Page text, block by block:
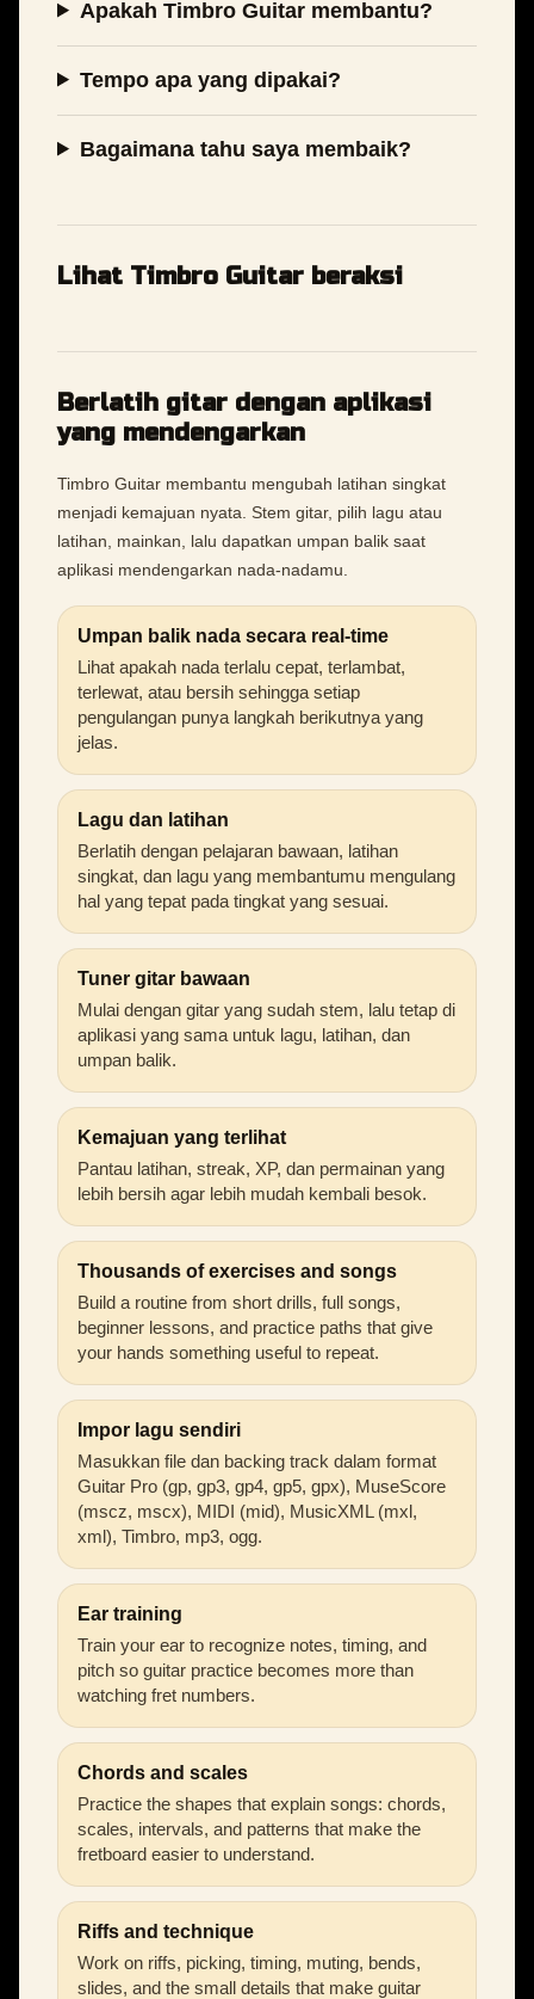
Apakah Timbro Guitar membantu?
Tempo apa yang dipakai?
Bagaimana tahu saya membaik?
Lihat Timbro Guitar beraksi
Berlatih gitar dengan aplikasi
yang mendengarkan
Timbro Guitar membantu mengubah latihan singkat
menjadi kemajuan nyata. Stem gitar, pilih lagu atau
latihan, mainkan, lalu dapatkan umpan balik saat
aplikasi mendengarkan nada-nadamu.
Umpan balik nada secara real-time
Lihat apakah nada terlalu cepat, terlambat,
terlewat, atau bersih sehingga setiap
pengulangan punya langkah berikutnya yang
jelas.
Lagu dan latihan
Berlatih dengan pelajaran bawaan, latihan
singkat, dan lagu yang membantumu mengulang
hal yang tepat pada tingkat yang sesuai.
Tuner gitar bawaan
Mulai dengan gitar yang sudah stem, lalu tetap di
aplikasi yang sama untuk lagu, latihan, dan
umpan balik.
Kemajuan yang terlihat
Pantau latihan, streak, XP, dan permainan yang
lebih bersih agar lebih mudah kembali besok.
Thousands of exercises and songs
Build a routine from short drills, full songs,
beginner lessons, and practice paths that give
your hands something useful to repeat.
Impor lagu sendiri
Masukkan file dan backing track dalam format
Guitar Pro (gp, gp3, gp4, gp5, gpx), MuseScore
(mscz, mscx), MIDI (mid), MusicXML (mxl,
xml), Timbro, mp3, ogg.
Ear training
Train your ear to recognize notes, timing, and
pitch so guitar practice becomes more than
watching fret numbers.
Chords and scales
Practice the shapes that explain songs: chords,
scales, intervals, and patterns that make the
fretboard easier to understand.
Riffs and technique
Work on riffs, picking, timing, muting, bends,
slides, and the small details that make guitar